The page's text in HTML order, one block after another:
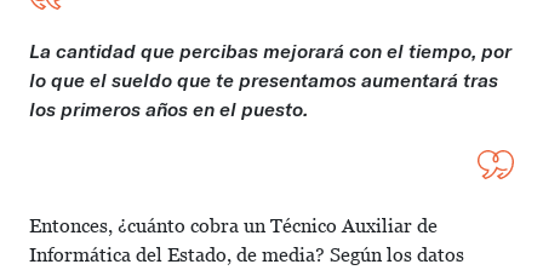
La cantidad que percibas mejorará con el tiempo, por
lo que el sueldo que te presentamos aumentará tras
los primeros años en el puesto.
Entonces, ¿cuánto cobra un Técnico Auxiliar de
Informática del Estado, de media? Según los datos